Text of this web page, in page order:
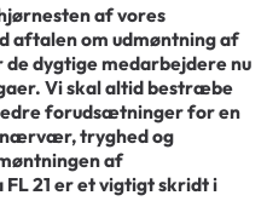
af vores
aftalen om udmøntning af
dygtige medarbejdere nu
Vi skal altid bestræbe
forudsætninger for en
tryghed og
af
21 er et vigtigt skridt i